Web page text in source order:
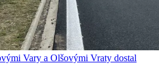
Vary a Olšovými Vraty dostal